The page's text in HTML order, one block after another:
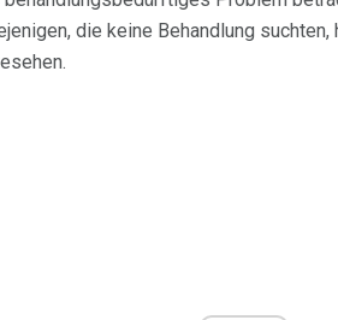
die keine Behandlung